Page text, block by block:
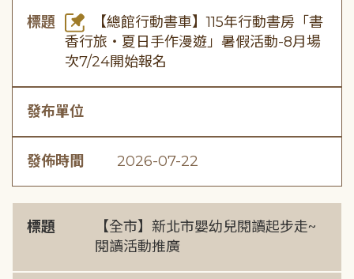
標題
【總館行動書車】115年行動書房「書
香行旅・夏日手作漫遊」暑假活動-8月場
次7/24開始報名
發布單位
發佈時間 2026-07-22
標題
【全市】新北市嬰幼兒閱讀起步走~
閱讀活動推廣